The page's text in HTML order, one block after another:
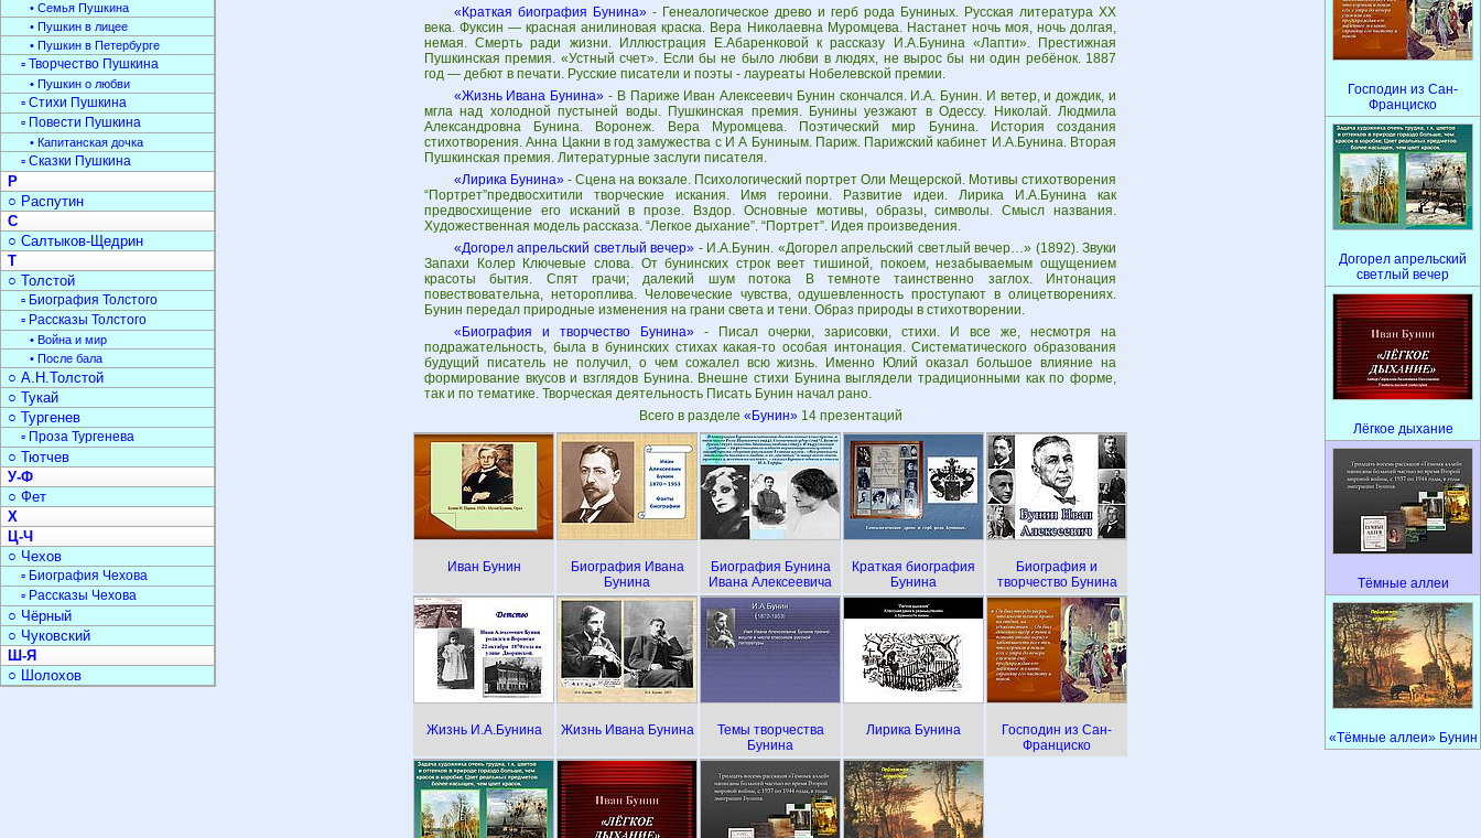
«Краткая биография Бунина»- Генеалогическое древо и герб рода Буниных. Русская литература XX
века. Фуксин — красная анилиновая краска. Вера Николаевна Муромцева. Настанет ночь моя, ночь долгая,
немая. Смерть ради жизни. Иллюстрация Е.Абаренковой к рассказу И.А.Бунина «Лапти». Престижная
Пушкинская премия. «Устный счет». Если бы не было любви в людях, не вырос бы ни один ребёнок. 1887
год — дебют в печати. Русские писатели и поэты - лауреаты Нобелевской премии.
«Жизнь Ивана Бунина» - В Париже Иван Алексеевич Бунин скончался. И.А. Бунин. И ветер, и дождик, и
мгла над холодной пустыней воды. Пушкинская премия. Бунины уезжают в Одессу. Николай. Людмила
Александровна Бунина. Воронеж. Вера Муромцева. Поэтический мир Бунина. История создания
стихотворения. Анна Цакни в год замужества с И А Буниным. Париж. Парижский кабинет И.А.Бунина. Вторая
Пушкинская премия. Литературные заслуги писателя.
«Лирика Бунина»- Сцена на вокзале. Психологический портрет Оли Мещерской. Мотивы стихотворения
“Портрет”предвосхитили творческие искания. Имя героини. Развитие идеи. Лирика И.А.Бунина как
предвосхищение его исканий в прозе. Вздор. Основные мотивы, образы, символы. Смысл названия.
Художественная модель рассказа. “Легкое дыхание”. “Портрет”. Идея произведения.
«Догорел апрельский светлый вечер» - И.А.Бунин. «Догорел апрельский светлый вечер…» (1892). Звуки
Запахи Колер Ключевые слова. От бунинских строк веет тишиной, покоем, незабываемым ощущением
красоты бытия. Спят грачи; далекий шум потока В темноте таинственно заглох. Интонация
повествовательна, нетороплива. Человеческие чувства, одушевленность проступают в олицетворениях.
Бунин передал природные изменения на грани света и тени. Образ природы в стихотворении.
«Биография и творчество Бунина»- Писал очерки, зарисовки, стихи. И все же, несмотря на
подражательность, была в бунинских стихах какая-то особая интонация. Систематического образования
будущий писатель не получил, о чем сожалел всю жизнь. Именно Юлий оказал большое влияние на
формирование вкусов и взглядов Бунина. Внешне стихи Бунина выглядели традиционными как по форме,
так и по тематике. Творческая деятельность Писать Бунин начал рано.
Всего в разделе «Бунин» 14 презентаций
Иван Бунин
Биография Ивана
Бунина
Биография Бунина
Ивана Алексеевича
Краткая биография
Бунина
Биография и
творчество Бунина
Жизнь И.А.Бунина Жизнь Ивана Бунина
Темы творчества
Бунина
Лирика Бунина
Господин из Сан-
Франциско
• Семья Пушкина
• Пушкин в лицее
• Пушкин в Петербурге
▫ Творчество Пушкина
• Пушкин о любви
▫ Стихи Пушкина
▫ Повести Пушкина
• Капитанская дочка
▫ Сказки Пушкина
Р
○ Распутин
С
○ Салтыков-Щедрин
Т
○ Толстой
▫ Биография Толстого
▫ Рассказы Толстого
• Война и мир
• После бала
○ А.Н.Толстой
○ Тукай
○ Тургенев
▫ Проза Тургенева
○ Тютчев
У-Ф
○ Фет
Х
Ц-Ч
○ Чехов
▫ Биография Чехова
▫ Рассказы Чехова
○ Чёрный
○ Чуковский
Ш-Я
○ Шолохов
Господин из Сан-
Франциско
Догорел апрельский
светлый вечер
Лёгкое дыхание
Тёмные аллеи
«Тёмные аллеи» Бунин